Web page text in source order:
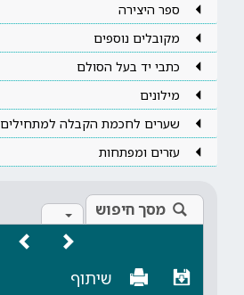
ספר היצירה
מקובלים נוספים
כתבי יד בעל הסולם
מילונים
שערים לחכמת הקבלה למתחילים
עזרים ומפתחות
מסך חיפוש
שיתוף